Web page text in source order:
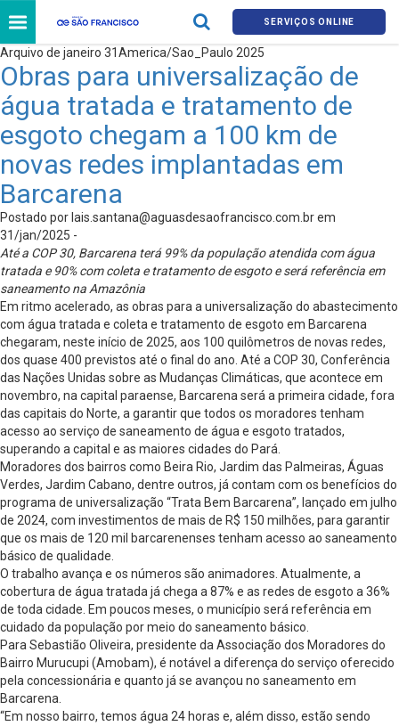
SERVIÇOS ONLINE
Arquivo de janeiro 31America/Sao_Paulo 2025
Obras para universalização de
água tratada e tratamento de
esgoto chegam a 100 km de
novas redes implantadas em
Barcarena
Postado por lais.santana@aguasdesaofrancisco.com.brem
31/jan/2025 -
Até a COP 30, Barcarena terá 99% da população atendida com água
tratada e 90% com coleta e tratamento de esgoto e será referência em
saneamento na Amazônia
Em ritmo acelerado, as obras para a universalização do abastecimento
com água tratada e coleta e tratamento de esgoto em Barcarena
chegaram, neste início de 2025, aos 100 quilômetros de novas redes,
dos quase 400 previstos até o final do ano. Até a COP 30, Conferência
das Nações Unidas sobre as Mudanças Climáticas, que acontece em
novembro, na capital paraense, Barcarena será a primeira cidade, fora
das capitais do Norte, a garantir que todos os moradores tenham
acesso ao serviço de saneamento de água e esgoto tratados,
superando a capital e as maiores cidades do Pará.
Moradores dos bairros como Beira Rio, Jardim das Palmeiras, Águas
Verdes, Jardim Cabano, dentre outros, já contam com os benefícios do
programa de universalização “Trata Bem Barcarena”, lançado em julho
de 2024, com investimentos de mais de R$ 150 milhões, para garantir
que os mais de 120 mil barcarenenses tenham acesso ao saneamento
básico de qualidade.
O trabalho avança e os números são animadores. Atualmente, a
cobertura de água tratada já chega a 87% e as redes de esgoto a 36%
de toda cidade. Em poucos meses, o município será referência em
cuidado da população por meio do saneamento básico.
Para Sebastião Oliveira, presidente da Associação dos Moradores do
Bairro Murucupi (Amobam), é notável a diferença do serviço oferecido
pela concessionária e quanto já se avançou no saneamento em
Barcarena.
“Em nosso bairro, temos água 24 horas e, além disso, estão sendo